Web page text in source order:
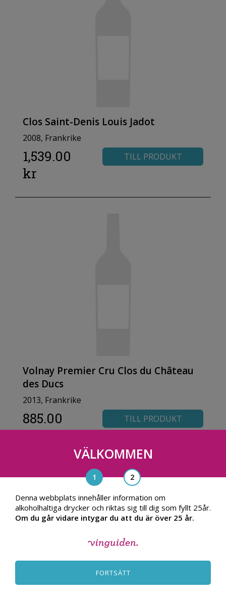
Clos Saint-Denis Louis Jadot
2008, Frankrike
1,539.00
kr
TILL PRODUKT
Volnay Premier Cru Clos du Château
des Ducs
2013, Frankrike
885.00
kr
TILL PRODUKT
VÄLKOMMEN
Denna webbplats innehåller information om
alkoholhaltiga drycker och riktas sig till dig som fyllt 25år.
Om du går vidare intygar du att du är över 25 år.
FORTSÄTT